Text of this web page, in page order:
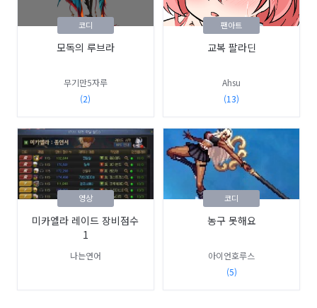
모독의 루브라
무기만5자루
(2)
코디
교복 팔라딘
Ahsu
(13)
팬아트
미카엘라 레이드 장비점수
1
나는연어
영상
농구 못해요
아이언호루스
(5)
코디